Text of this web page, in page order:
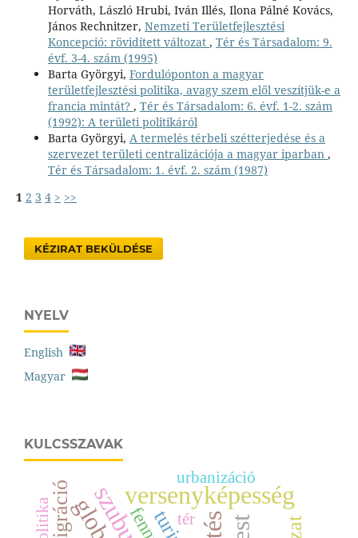
Horváth, László Hrubi, Iván Illés, Ilona Pálné Kovács,
János Rechnitzer, Nemzeti Területfejlesztési
Koncepció: rövidített változat , Tér és Társadalom: 9.
évf. 3-4. szám (1995)
Barta Györgyi, Fordulóponton a magyar
területfejlesztési politika, avagy szem elől veszítjük-e a
francia mintát? , Tér és Társadalom: 6. évf. 1-2. szám
(1992): A területi politikáról
Barta Györgyi, A termelés térbeli szétterjedése és a
szervezet területi centralizációja a magyar iparban ,
Tér és Társadalom: 1. évf. 2. szám (1987)
1 2 3 4 > >>
KÉZIRAT BEKÜLDÉSE
NYELV
English
Magyar
KULCSSZAVAK
versenyképesség
migráció
urbanizáció
tér